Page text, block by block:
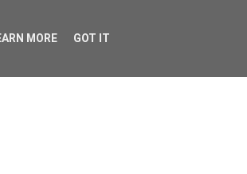
MORE GOT IT